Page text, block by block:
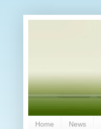
Home News